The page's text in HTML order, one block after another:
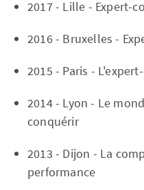
2017 - Lille - Expert-
2016 - Bruxelles -
2015 - Paris -
2014 - Lyon - Le
conquérir
2013 - Dijon - La
performance